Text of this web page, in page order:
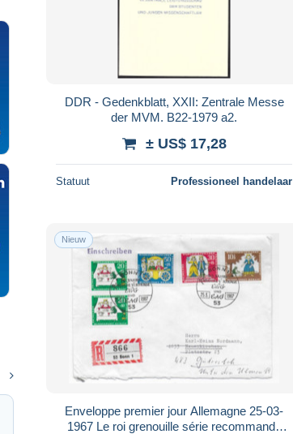
DDR - Gedenkblatt, XXII: Zentrale Messe
der MVM. B22-1979 a2.
± US$ 17,28
Statuut Professioneel handelaar
Nieuw
Enveloppe premier jour Allemagne 25-03-
1967 Le roi grenouille série recommandé